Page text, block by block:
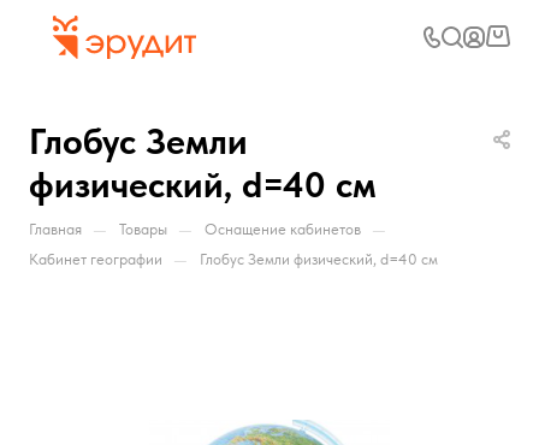
Глобус Земли
физический, d=40 см
Главная — Товары — Оснащение кабинетов —
Кабинет географии — Глобус Земли физический, d=40 см